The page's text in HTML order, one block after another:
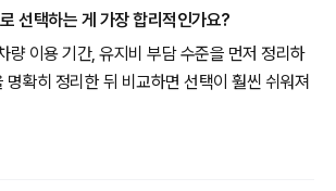
선택하는 게 가장 합리적인가요?
량 이용 기간, 유지비 부담 수준을 먼저 정리하
명확히 정리한 뒤 비교하면 선택이 훨씬 쉬워져